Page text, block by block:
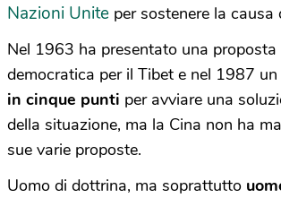
Nazioni Unite per sostenere la causa
Nel 1963 ha presentato una
democratica per il Tibet e nel 1987 un
in cinque punti per avviare una
della situazione, ma la Cina non ha
sue varie proposte.
Uomo di dottrina, ma soprattutto